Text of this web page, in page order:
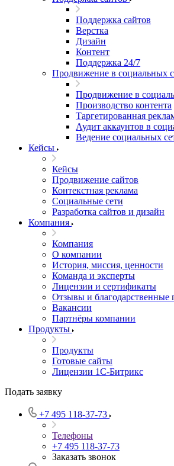
Поддержка сайтов
Верстка
Дизайн
Контент
Поддержка 24/7
Продвижение в социальных
Продвижение в
Производство контента
Таргетированная
Аудит аккаунтов в
Ведение социальных
Кейсы
Кейсы
Продвижение сайтов
Контекстная реклама
Социальные сети
Разработка сайтов и дизайн
Компания
Компания
О компании
История, миссия, ценности
Команда и эксперты
Лицензии и сертификаты
Отзывы и благодарственные
Вакансии
Партнёры компании
Продукты
Продукты
Готовые сайты
Лицензии 1С-Битрикс
Подать заявку
+7 495 118-37-73
Телефоны
+7 495 118-37-73
Заказать звонок